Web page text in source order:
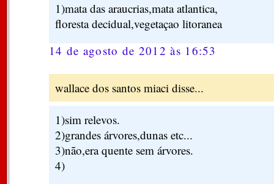
1)mata das araucrias,mata atlantica,
floresta decidual,vegetaçao litoranea
14 de agosto de 2012 às 16:53
wallace dos santos miaci disse...
1)sim relevos.
2)grandes árvores,dunas etc...
3)não,era quente sem árvores.
4)